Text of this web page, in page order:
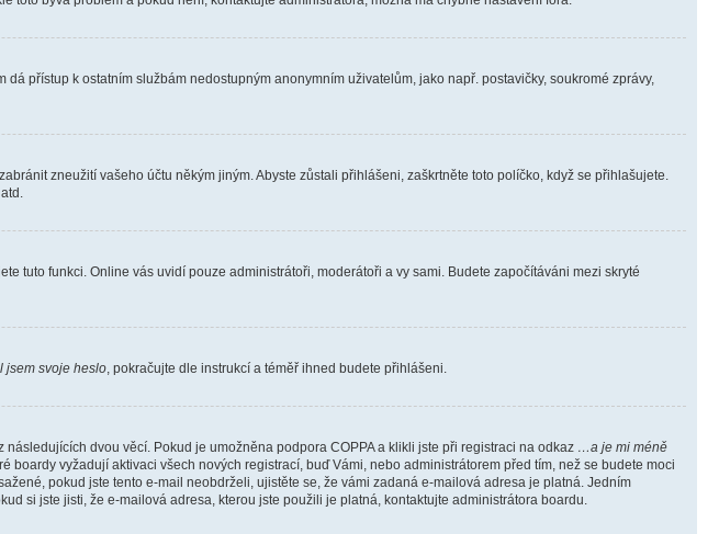
přístup k ostatním službám nedostupným anonymním uživatelům, jako např. postavičky, soukromé zprávy,
zneužití vašeho účtu někým jiným. Abyste zůstali přihlášeni, zaškrtněte toto políčko, když se přihlašujete.
tuto funkci. Online vás uvidí pouze administrátoři, moderátoři a vy sami. Budete započítáváni mezi skryté
jsem svoje heslo , pokračujte dle instrukcí a téměř ihned budete přihlášeni.
dvou věcí. Pokud je umožněna podpora COPPA a klikli jste při registraci na odkaz …a je mi méně
vyžadují aktivaci všech nových registrací, buď Vámi, nebo administrátorem před tím, než se budete moci
pokud jste tento e-mail neobdrželi, ujistěte se, že vámi zadaná e-mailová adresa je platná. Jedním
si jste jisti, že e-mailová adresa, kterou jste použili je platná, kontaktujte administrátora boardu.